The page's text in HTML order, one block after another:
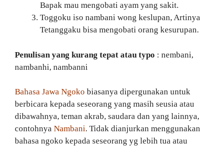
Bapak mau mengobati ayam yang sakit.
Toggoku iso nambani wong keslupan, Artinya
Tetanggaku bisa mengobati orang kesurupan.
Penulisan yang kurang tepat atau typo : nembani,
nambanhi, nambanni
Bahasa Jawa Ngoko biasanya dipergunakan untuk
berbicara kepada seseorang yang masih seusia atau
dibawahnya, teman akrab, saudara dan yang lainnya,
contohnya Nambani. Tidak dianjurkan menggunakan
bahasa ngoko kepada seseorang yg lebih tua atau